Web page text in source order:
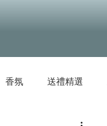
香氛 送禮精選